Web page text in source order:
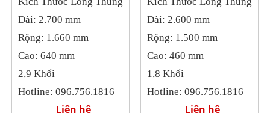
Dài: 2.700 mm
Rộng: 1.660 mm
Cao: 640 mm
2,9 Khối
Hotline: 096.756.1816
Liên hệ
Dài: 2.600 mm
Rộng: 1.500 mm
Cao: 460 mm
1,8 Khối
Hotline: 096.756.1816
Liên hệ